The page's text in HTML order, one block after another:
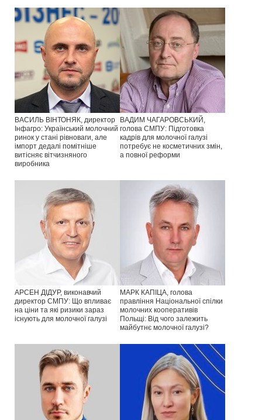
ВАСИЛЬ ВІНТОНЯК, директор
Інфагро: Український молочний
ринок у стані рівноваги, але
імпорт дедалі помітніше
витісняє вітчизняного
виробника
ВАДИМ ЧАГАРОВСЬКИЙ,
голова СМПУ: Підготовка
кадрів для молочної галузі
потребує не косметичних змін,
а повної реформи
АРСЕН ДІДУР, виконавчий
директор СМПУ: Що впливає
на ціни та які ризики зараз
існують для молочної галузі
МАРК КАПІЦА, голова
правління Національної спілки
молочних кооперативів
Польщі: Від чого залежить
майбутнє молочної галузі?